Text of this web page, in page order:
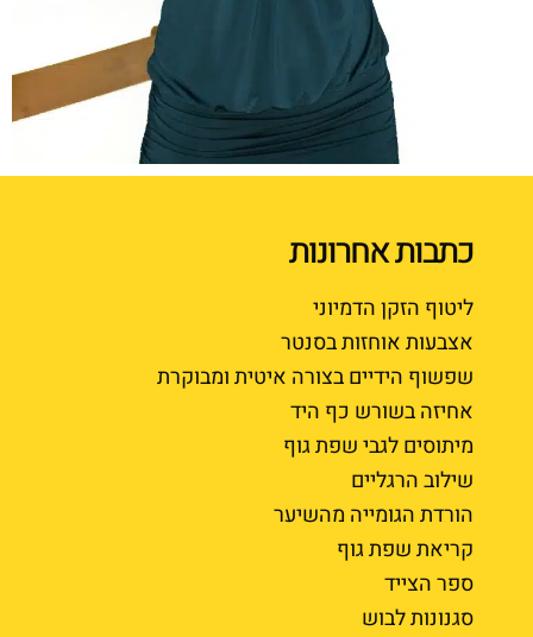
כתבות אחרונות
ליטוף הזקן הדמיוני
אצבעות אוחזות בסנטר
שפשוף הידיים בצורה איטית ומבוקרת
אחיזה בשורש כף היד
מיתוסים לגבי שפת גוף
שילוב הרגליים
הורדת הגומייה מהשיער
קריאת שפת גוף
ספר הצייד
סגנונות לבוש